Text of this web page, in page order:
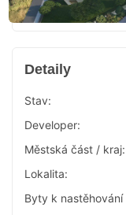
Detaily
Stav:
Developer:
Městská část / kraj:
Lokalita:
Byty k nastěhování